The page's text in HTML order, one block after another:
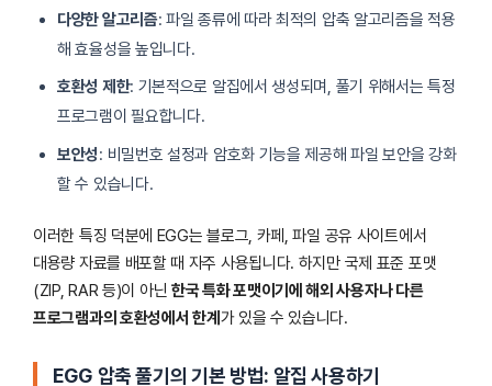
다양한 알고리즘: 파일 종류에 따라 최적의 압축 알고리즘을 적용
해 효율성을 높입니다.
호환성 제한: 기본적으로 알집에서 생성되며, 풀기 위해서는 특정
프로그램이 필요합니다.
보안성: 비밀번호 설정과 암호화 기능을 제공해 파일 보안을 강화
할 수 있습니다.
이러한 특징 덕분에 EGG는 블로그, 카페, 파일 공유 사이트에서
대용량 자료를 배포할 때 자주 사용됩니다. 하지만 국제 표준 포맷
(ZIP, RAR 등)이 아닌 한국 특화 포맷이기에 해외 사용자나 다른
프로그램과의 호환성에서 한계 가 있을 수 있습니다.
EGG 압축 풀기의 기본 방법: 알집 사용하기